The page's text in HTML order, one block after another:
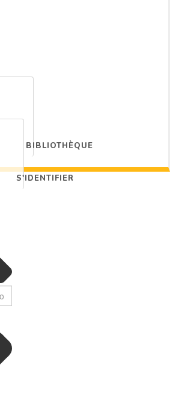
BIBLIOTHÈQUE
S'IDENTIFIER